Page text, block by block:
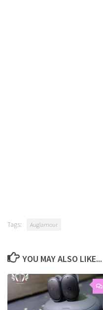
Tags: Auglamour
YOU MAY ALSO LIKE...